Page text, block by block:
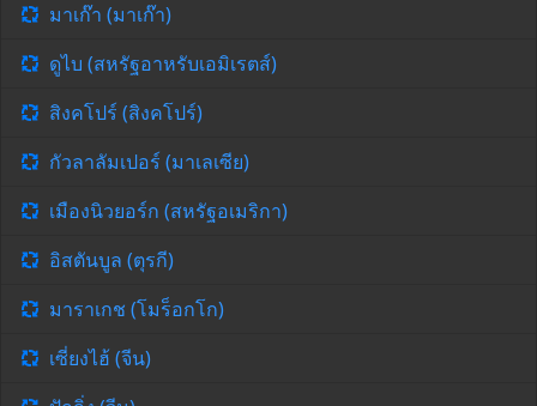
มาเก๊า (มาเก๊า)
ดูไบ (สหรัฐอาหรับเอมิเรตส์)
สิงคโปร์ (สิงคโปร์)
กัวลาลัมเปอร์ (มาเลเซีย)
เมืองนิวยอร์ก (สหรัฐอเมริกา)
อิสตันบูล (ตุรกี)
มาราเกช (โมร็อกโก)
เซี่ยงไฮ้ (จีน)